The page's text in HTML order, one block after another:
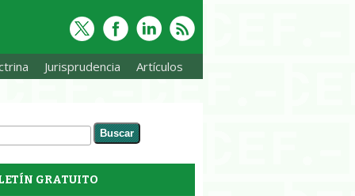
Jurisprudencia Artículos
de búsqueda
GRATUITO